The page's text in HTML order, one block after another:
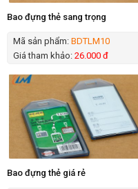
Bao đựng thẻ sang trọng
Mã sản phẩm: BDTLM10
Giá tham khảo: 26.000 đ
Bao đựng thẻ giá rẻ